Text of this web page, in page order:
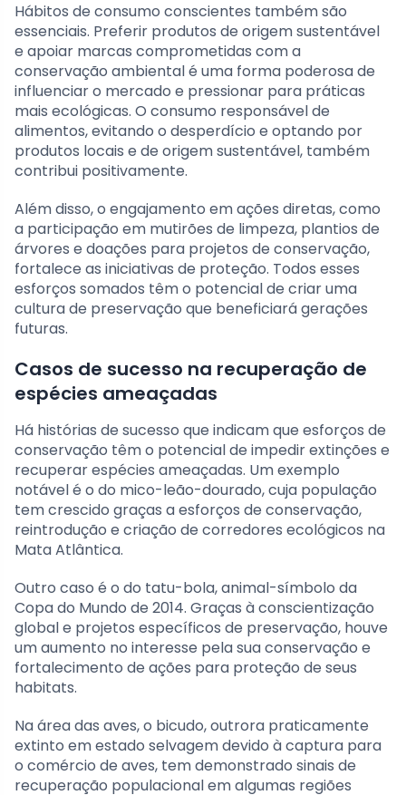
Hábitos de consumo conscientes também são
essenciais. Preferir produtos de origem sustentável
e apoiar marcas comprometidas com a
conservação ambiental é uma forma poderosa de
influenciar o mercado e pressionar para práticas
mais ecológicas. O consumo responsável de
alimentos, evitando o desperdício e optando por
produtos locais e de origem sustentável, também
contribui positivamente.
Além disso, o engajamento em ações diretas, como
a participação em mutirões de limpeza, plantios de
árvores e doações para projetos de conservação,
fortalece as iniciativas de proteção. Todos esses
esforços somados têm o potencial de criar uma
cultura de preservação que beneficiará gerações
futuras.
Casos de sucesso na recuperação de
espécies ameaçadas
Há histórias de sucesso que indicam que esforços de
conservação têm o potencial de impedir extinções e
recuperar espécies ameaçadas. Um exemplo
notável é o do mico-leão-dourado, cuja população
tem crescido graças a esforços de conservação,
reintrodução e criação de corredores ecológicos na
Mata Atlântica.
Outro caso é o do tatu-bola, animal-símbolo da
Copa do Mundo de 2014. Graças à conscientização
global e projetos específicos de preservação, houve
um aumento no interesse pela sua conservação e
fortalecimento de ações para proteção de seus
habitats.
Na área das aves, o bicudo, outrora praticamente
extinto em estado selvagem devido à captura para
o comércio de aves, tem demonstrado sinais de
recuperação populacional em algumas regiões